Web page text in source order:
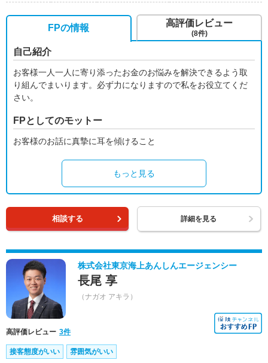
FPの情報
自己紹介
お客様一人一人に寄り添ったお金のお悩みを解決できるよう取
り組んでまいります。必ず力になりますので私をお役立てくだ
さい。
FPとしてのモットー
お客様のお話に真摯に耳を傾けること
もっと見る
高評価レビュー
(8件)
相談する 詳細を見る
株式会社東京海上あんしんエージェンシー
長尾 享
（ナガオ アキラ）
高評価レビュー 3件
接客態度がいい 雰囲気がいい